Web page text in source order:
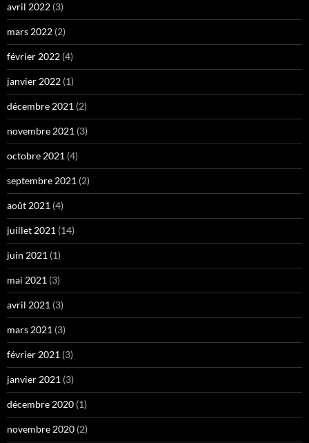
avril 2022 (3)
mars 2022 (2)
février 2022 (4)
janvier 2022 (1)
décembre 2021 (2)
novembre 2021 (3)
octobre 2021 (4)
septembre 2021 (2)
août 2021 (4)
juillet 2021 (14)
juin 2021 (1)
mai 2021 (3)
avril 2021 (3)
mars 2021 (3)
février 2021 (3)
janvier 2021 (3)
décembre 2020 (1)
novembre 2020 (2)